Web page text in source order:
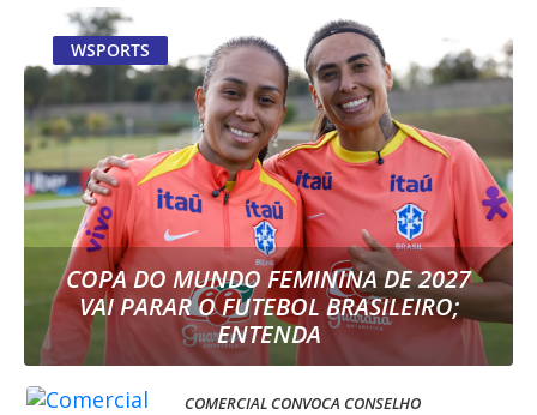
WSPORTS
COPA DO MUNDO FEMININA DE 2027
VAI PARAR O FUTEBOL BRASILEIRO;
ENTENDA
COMERCIAL CONVOCA CONSELHO